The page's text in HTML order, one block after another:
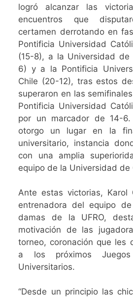
logró alcanzar las
encuentros que
certamen derrotando en
Pontificia Universidad
(15-8), a la Universidad de
6) y a la Pontificia
Chile (20-12), tras estos
superaron en las
Pontificia Universidad
por un marcador de 14-
otorgo un lugar en la
universitario, instancia
con una amplia
equipo de la Universidad de
Ante estas victorias, Karol
entrenadora del equipo
damas de la UFRO,
motivación de las
torneo, coronación que les
a los próximos Juegos
Universitarios.
“Desde un principio las